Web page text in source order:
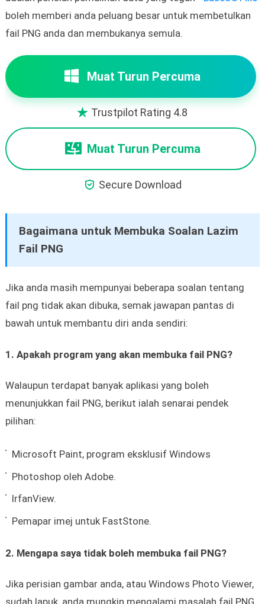
boleh memberi anda peluang besar untuk membetulkan
fail PNG anda dan membukanya semula.
Muat Turun Percuma
 Trustpilot Rating 4.8
Muat Turun Percuma
 Secure Download
Bagaimana untuk Membuka Soalan Lazim
Fail PNG
Jika anda masih mempunyai beberapa soalan tentang
fail png tidak akan dibuka, semak jawapan pantas di
bawah untuk membantu diri anda sendiri:
1. Apakah program yang akan membuka fail PNG?
Walaupun terdapat banyak aplikasi yang boleh
menunjukkan fail PNG, berikut ialah senarai pendek
pilihan:
Microsoft Paint, program eksklusif Windows
Photoshop oleh Adobe.
IrfanView.
Pemapar imej untuk FastStone.
2. Mengapa saya tidak boleh membuka fail PNG?
Jika perisian gambar anda, atau Windows Photo Viewer,